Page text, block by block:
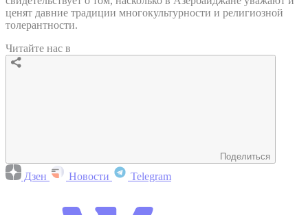
ценят давние традиции многокультурности и религиозной
толерантности.
Читайте нас в
Поделиться
Дзен Новости Telegram